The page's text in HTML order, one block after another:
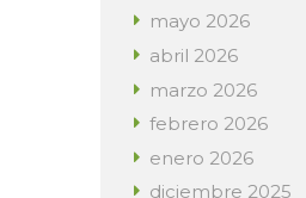
mayo 2026
abril 2026
marzo 2026
febrero 2026
enero 2026
diciembre 2025